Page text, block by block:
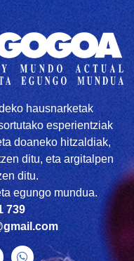
hausnarketak
esperientziak
doaneko hitzaldiak,
ditu, eta argitalpen
ditu.
egungo mundua.
739